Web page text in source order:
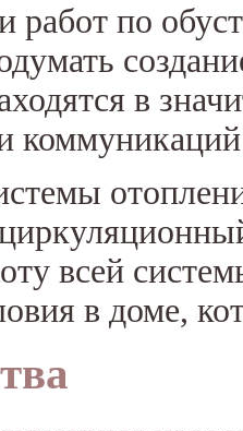
по
в
всей
в доме,